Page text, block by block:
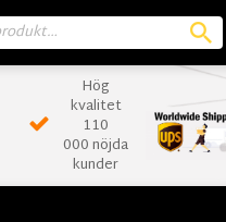
Hög
kvalitet
110
000 nöjda
kunder